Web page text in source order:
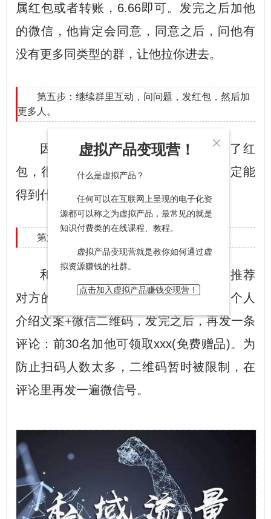
属红包或者转账，6.66即可。发完之后加他
的微信，他肯定会同意，同意之后，问他有
没有更多同类型的群，让他拉你进去。
第五步：继续群里互动，问问题，发红包，然后加
更多人。
因为有人回答你的问题你给他发了红
包，很多人看到之后也会想加上你说不定能
得到什么好处，一般都会同意的。
第六步：朋友圈互推
和加了微信的同行在各自的朋友圈推荐
对方的名片，推荐方法，一般是发一段个人
介绍文案+微信二维码，发完之后，再发一条
评论：前30名加他可领取xxx(免费赠品)。为
防止扫码人数太多，二维码暂时被限制，在
评论里再发一遍微信号。

虚拟产品变现营！
什么是虚拟产品？
任何可以在互联网上呈现的电子化资
源都可以称之为虚拟产品，最常见的就是
知识付费类的在线课程、教程。
虚拟产品变现营就是教你如何通过虚
拟资源赚钱的社群。
点击加入虚拟产品赚钱变现营！